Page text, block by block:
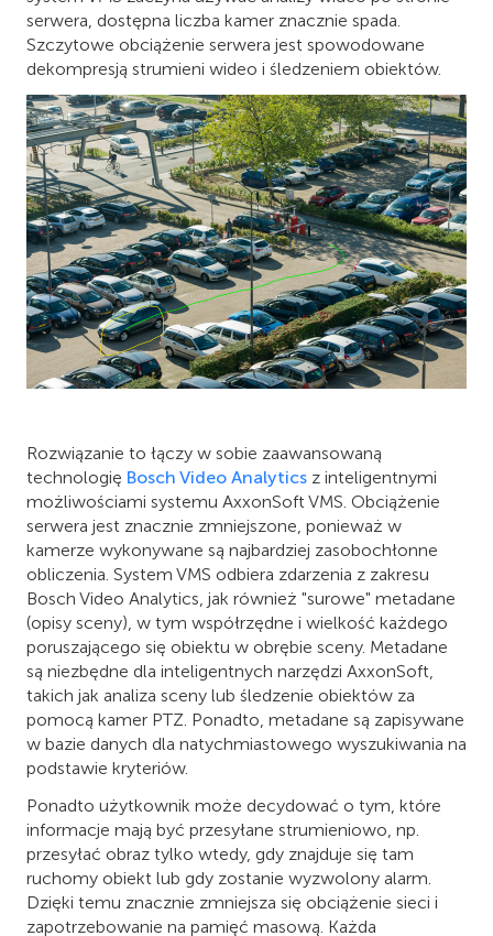
serwera, dostępna liczba kamer znacznie spada.
Szczytowe obciążenie serwera jest spowodowane
dekompresją strumieni wideo i śledzeniem obiektów.
Rozwiązanie to łączy w sobie zaawansowaną
technologię Bosch Video Analytics z inteligentnymi
możliwościami systemu AxxonSoft VMS. Obciążenie
serwera jest znacznie zmniejszone, ponieważ w
kamerze wykonywane są najbardziej zasobochłonne
obliczenia. System VMS odbiera zdarzenia z zakresu
Bosch Video Analytics, jak również "surowe" metadane
(opisy sceny), w tym współrzędne i wielkość każdego
poruszającego się obiektu w obrębie sceny. Metadane
są niezbędne dla inteligentnych narzędzi AxxonSoft,
takich jak analiza sceny lub śledzenie obiektów za
pomocą kamer PTZ. Ponadto, metadane są zapisywane
w bazie danych dla natychmiastowego wyszukiwania na
podstawie kryteriów.
Ponadto użytkownik może decydować o tym, które
informacje mają być przesyłane strumieniowo, np.
przesyłać obraz tylko wtedy, gdy znajduje się tam
ruchomy obiekt lub gdy zostanie wyzwolony alarm.
Dzięki temu znacznie zmniejsza się obciążenie sieci i
zapotrzebowanie na pamięć masową. Każda